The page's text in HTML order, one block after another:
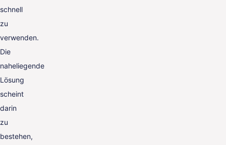
schnell
zu
verwenden.
Die
naheliegende
Lösung
scheint
darin
zu
bestehen,